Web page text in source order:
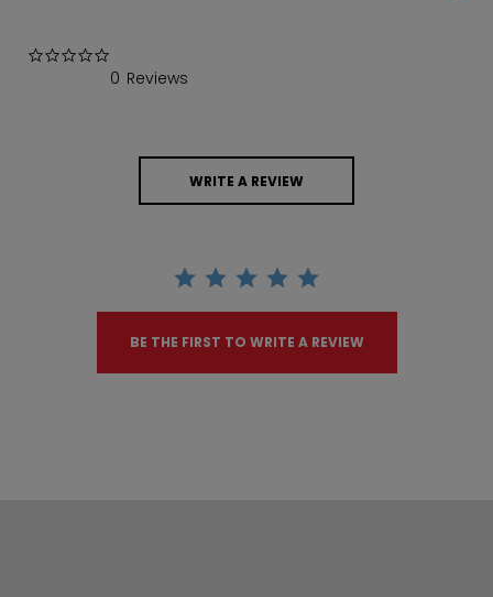
0 Reviews
WRITE A REVIEW
BE THE FIRST TO WRITE A REVIEW